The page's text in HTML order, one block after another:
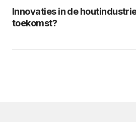
Innovaties in de
toekomst?